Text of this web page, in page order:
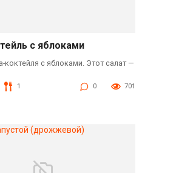
с яблоками
коктейля с яблоками. Этот салат —
1 0 701